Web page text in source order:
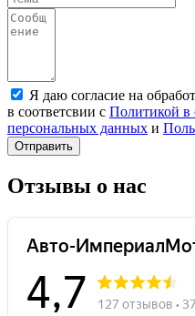
Я даю согласие на
в соответсвии с Политикой в
персональных данных и
Отправить
Отзывы о нас